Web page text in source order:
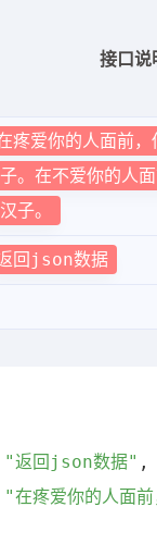
接口说
疼爱你的人面前
。在不爱你的人
子。
回json数据
"返回json数据" ,
"在疼爱你的人面